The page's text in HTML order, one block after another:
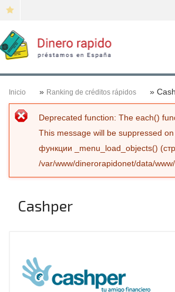
Inicio » Ranking de créditos rápidos »
Сообщение об
Deprecated function: The each()
This message will be suppressed
функции
_menu_load_objects()
/var/www/dinerorapidonet/data/
Cashper